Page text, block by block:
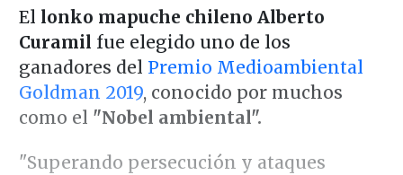
El lonko mapuche chileno Alberto
Curamil fue elegido uno de los
ganadores del Premio Medioambiental
Goldman 2019, conocido por muchos
como el "Nobel ambiental".
"Superando persecución y ataques